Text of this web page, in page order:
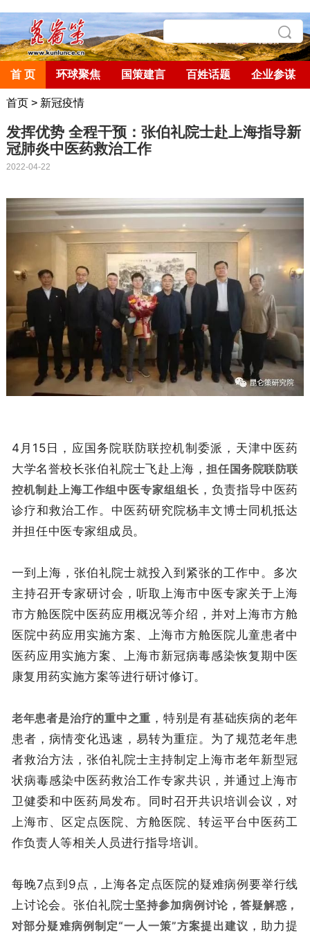
首 页 环球聚焦 国策建言 百姓话题 企业参谋
首页> 新冠疫情
发挥优势 全程干预：张伯礼院士赴上海指导新
冠肺炎中医药救治工作
2022-04-22
4月15日，应国务院联防联控机制委派，天津中医药
大学名誉校长张伯礼院士飞赴上海，担任国务院联防联
控机制赴上海工作组中医专家组组长 ，负责指导中医药
诊疗和救治工作。中医药研究院杨丰文博士同机抵达
并担任中医专家组成员。
一到上海，张伯礼院士就投入到紧张的工作中。多次
主持召开专家研讨会，听取上海市中医专家关于上海
市方舱医院中医药应用概况等介绍，并对上海市方舱
医院中药应用实施方案、上海市方舱医院儿童患者中
医药应用实施方案、上海市新冠病毒感染恢复期中医
康复用药实施方案等进行研讨修订。
老年患者是治疗的重中之重 ，特别是有基础疾病的老年
患者，病情变化迅速，易转为重症。为了规范老年患
者救治方法，张伯礼院士主持制定上海市老年新型冠
状病毒感染中医药救治工作专家共识，并通过上海市
卫健委和中医药局发布。同时召开共识培训会议，对
上海市、区定点医院、方舱医院、转运平台中医药工
作负责人等相关人员进行指导培训。
每晚7点到9点，上海各定点医院的疑难病例要举行线
上讨论会。张伯礼院士坚持参加病例讨论，答疑解惑，
对部分疑难病例制定“一人一策”方案提出建议 ，助力提